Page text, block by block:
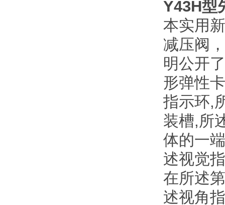
Y43H型
本实用
减压阀
明公开
形弹性
指示环,
装槽,所
体的一
述视觉
在所述
述视角